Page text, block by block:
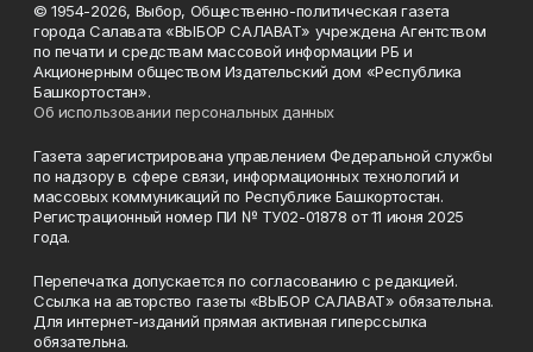
© 1954-2026, Выбор, Общественно-политическая газета
города Салавата «ВЫБОР САЛАВАТ» учреждена Агентством
по печати и средствам массовой информации РБ и
Акционерным обществом Издательский дом «Республика
Башкортостан».
Об использовании персональных данных
Газета зарегистрирована управлением Федеральной службы
по надзору в сфере связи, информационных технологий и
массовых коммуникаций по Республике Башкортостан.
Регистрационный номер ПИ № ТУ02-01878 от 11 июня 2025
года.
Перепечатка допускается по согласованию с редакцией.
Ссылка на авторство газеты «ВЫБОР САЛАВАТ» обязательна.
Для интернет-изданий прямая активная гиперссылка
обязательна.